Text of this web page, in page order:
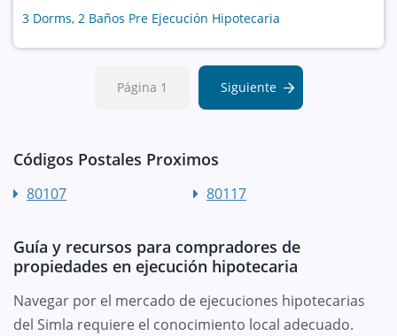
3 Dorms, 2 Baños Pre Ejecución Hipotecaria
Página 1 Siguiente
Códigos Postales Proximos
80107 80117
Guía y recursos para compradores de
propiedades en ejecución hipotecaria
Navegar por el mercado de ejecuciones hipotecarias
del Simla requiere el conocimiento local adecuado.